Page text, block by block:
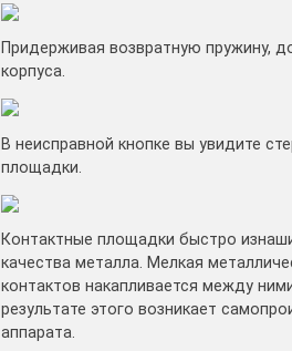
Придерживая возвратную пружину,
корпуса.
В неисправной кнопке вы увидите
площадки.
Контактные площадки быстро
качества металла. Мелкая
контактов накапливается между
результате этого возникает
аппарата.